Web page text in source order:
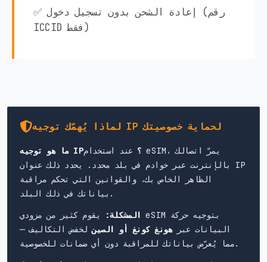
✅ إعادة الشحن بدون تسجيل دخول (رقم
ICCID فقط)
لماذا يُهمّك توجيه IP لحماية خصوصيتك
ما هو توجيه IP؟ عند استخدام eSIM، يمرّ اتصالك
بالإنترنت عبر خوادم في بلد محدد. يحدد ذلك عنوان IP
الظاهر الخاص بك، والقوانين التي تحكم مراقبة
بياناتك في ذلك البلد.
المشكلة:
يقوم كثير من مزودي eSIM بتوجيه حركة
البيانات عبرهونغ كونغ أو الصينلخفض التكاليف —
مما يُعرّض بياناتك للمراقبة دون أي ضمانات للخصوصية.